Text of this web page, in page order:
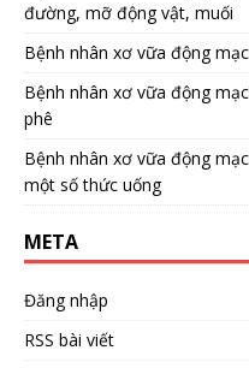
đường, mỡ động vật, muối
Bệnh nhân xơ vữa động
Bệnh nhân xơ vữa động
phê
Bệnh nhân xơ vữa động
một số thức uống
META
Đăng nhập
RSS bài viết